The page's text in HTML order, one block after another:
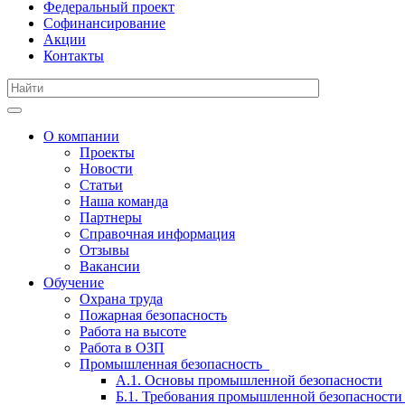
Федеральный проект
Софинансирование
Акции
Контакты
О компании
Проекты
Новости
Статьи
Наша команда
Партнеры
Справочная информация
Отзывы
Вакансии
Обучение
Охрана труда
Пожарная безопасность
Работа на высоте
Работа в ОЗП
Промышленная безопасность
А.1. Основы промышленной безопасности
Б.1. Требования промышленной